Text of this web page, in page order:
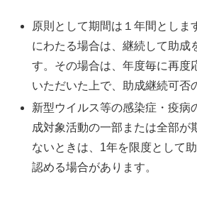
原則として期間は１年間としま
にわたる場合は、継続して助成
す。その場合は、年度毎に再度
いただいた上で、助成継続可否
新型ウイルス等の感染症・疫病
成対象活動の一部または全部が
ないときは、1年を限度として
認める場合があります。